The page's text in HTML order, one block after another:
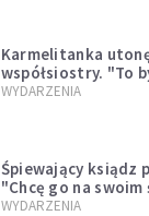
Karmelitanka
współsiostry. "To
miłości"
WYDARZENIA
Śpiewający ksiądz
"Chcę go na swoim
WYDARZENIA